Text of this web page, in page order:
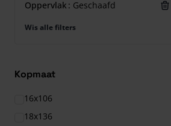
Oppervlak Geschaafd
Wis alle filters
Kopmaat
16x106
18x136